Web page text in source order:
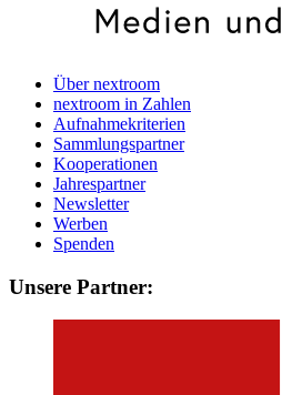
Über nextroom
nextroom in Zahlen
Aufnahmekriterien
Sammlungspartner
Kooperationen
Jahrespartner
Newsletter
Werben
Spenden
Unsere Partner: